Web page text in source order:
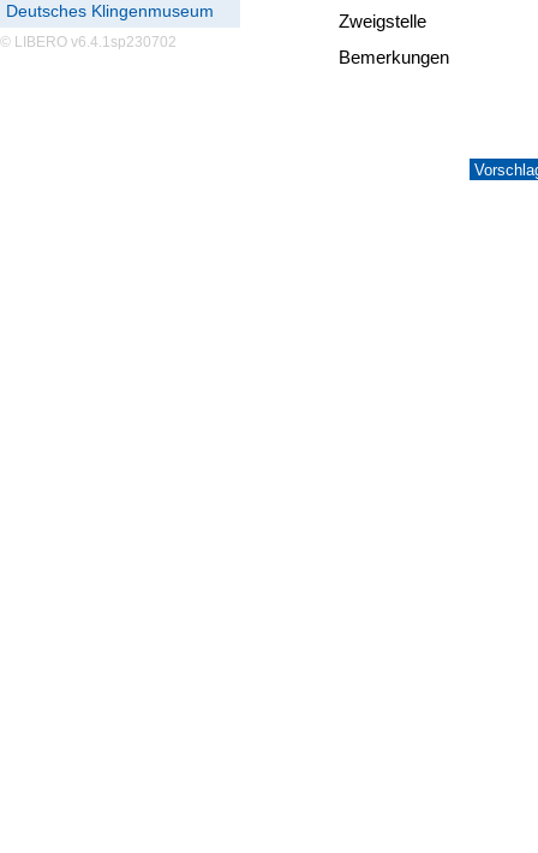
Deutsches Klingenmuseum
© LIBERO v6.4.1sp230702
Zweigstelle
Bemerkungen